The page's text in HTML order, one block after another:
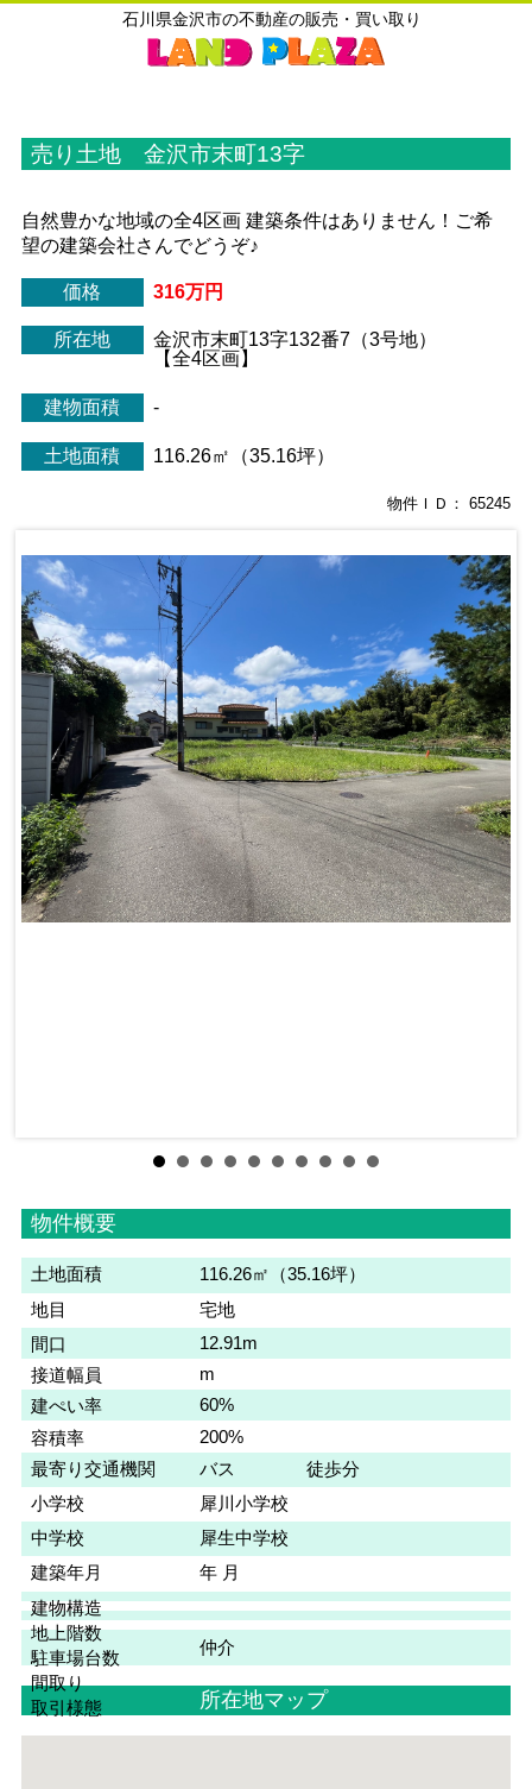
石川県金沢市の不動産の販売・買い取り
売り土地 金沢市末町13字
自然豊かな地域の全4区画 建築条件はありません！ご希
望の建築会社さんでどうぞ♪
価格 316万円
所在地
金沢市末町13字132番7（3号地）
【全4区画】
建物面積 -
土地面積 116.26㎡（35.16坪）
物件ＩＤ： 65245
物件概要
土地面積
116.26㎡（35.16坪）
地目
宅地
間口
12.91m
接道幅員
m
建ぺい率
60%
容積率
200%
最寄り交通機関
バス 徒歩分
小学校
犀川小学校
中学校
犀生中学校
建築年月
年 月
建物構造
地上階数
駐車場台数
間取り
取引様態
仲介
所在地マップ